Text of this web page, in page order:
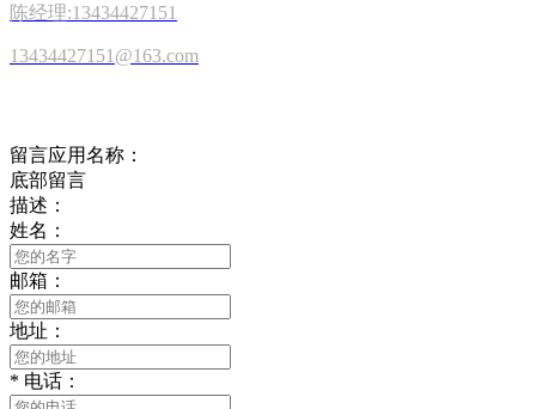
陈经理:13434427151
13434427151@163.com
留言应用名称：
底部留言
描述：
姓名：
邮箱：
地址：
* 电话：